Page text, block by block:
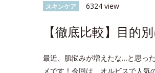
スキンケア 6324 view
【徹底比較】目的
最近、肌悩みが増えたな…と思っ
メです！今回は、オルビスで人